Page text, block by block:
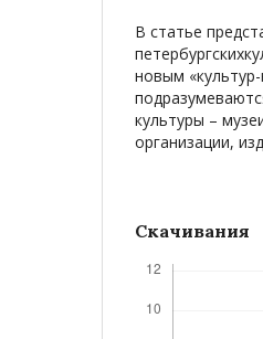
В статье
новым
культуры –
организации,
Скачивания